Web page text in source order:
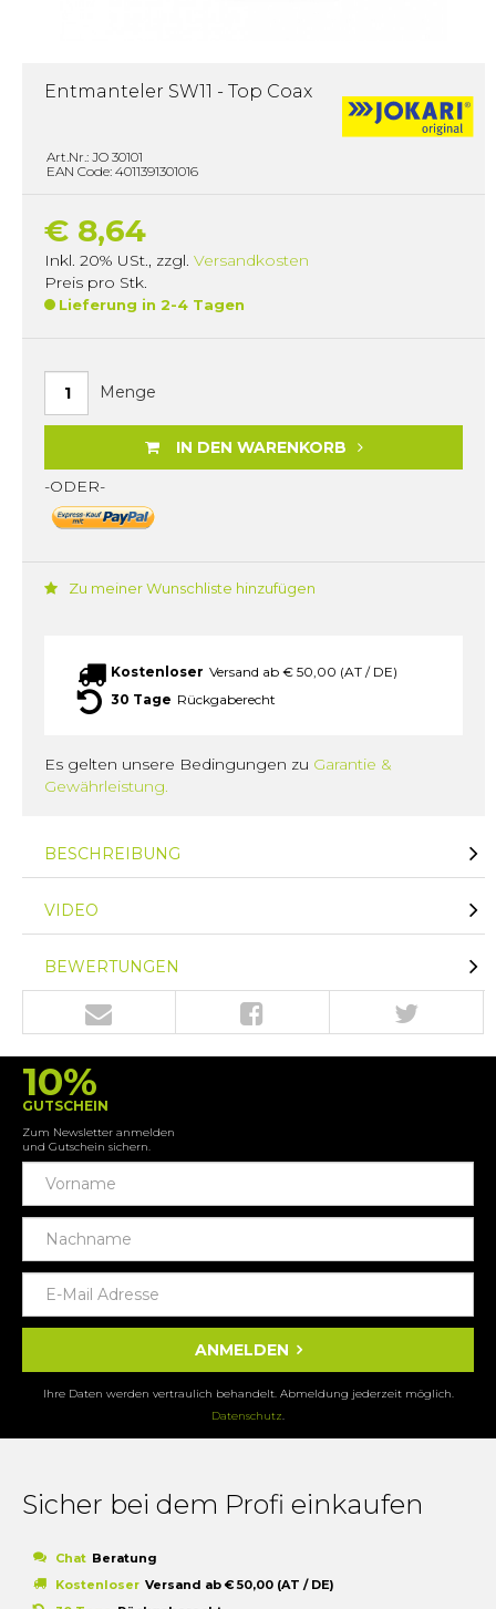
Entmanteler SW11 - Top Coax
Art.Nr.: JO 30101
EAN Code: 4011391301016
€ 8,64
Inkl. 20% USt., zzgl. Versandkosten
Preis pro Stk.
Lieferung in 2-4 Tagen
Menge
IN DEN WARENKORB
-ODER-
Zu meiner Wunschliste hinzufügen
Kostenloser Versand ab € 50,00 (AT / DE)
30 Tage Rückgaberecht
Es gelten unsere Bedingungen zu Garantie &
Gewährleistung.
BESCHREIBUNG
VIDEO
BEWERTUNGEN
10%
GUTSCHEIN
Zum Newsletter anmelden
und Gutschein sichern.
ANMELDEN
Ihre Daten werden vertraulich behandelt. Abmeldung jederzeit möglich.
Datenschutz.
Sicher bei dem Profi einkaufen
Chat Beratung
Kostenloser Versand ab € 50,00 (AT / DE)